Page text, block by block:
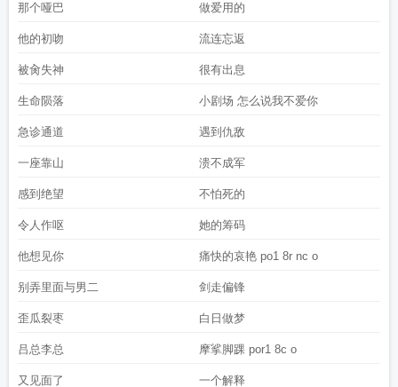
那个哑巴 做爱用的
他的初吻 流连忘返
被肏失神 很有出息
生命陨落 小剧场 怎么说我不爱你
急诊通道 遇到仇敌
一座靠山 溃不成军
感到绝望 不怕死的
令人作呕 她的筹码
他想见你 痛快的哀艳 po1 8r nc o
别弄里面与男二 剑走偏锋
歪瓜裂枣 白日做梦
吕总李总 摩挲脚踝 por1 8c o
又见面了 一个解释